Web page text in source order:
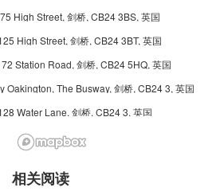
High Street, 剑桥, CB24 3BS, 英国
High Street, 剑桥, CB24 3BT, 英国
Station Road, 剑桥, CB24 5HQ, 英国
Oakington, The Busway, 剑桥, CB24 3, 英国
Water Lane, 剑桥, CB24 3, 英国
Close, 1 Manor Farm Close, 剑桥, CB24 3AT, 英国
Water Lane, 剑桥, CB24 3AL, 英国
相关阅读